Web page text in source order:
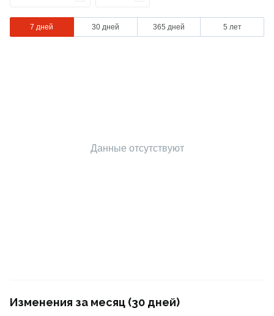
7 дней 30 дней 365 дней 5 лет
Данные отсутствуют
Изменения за месяц (30 дней)